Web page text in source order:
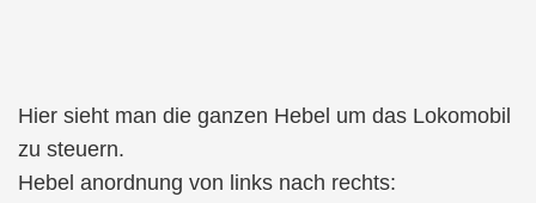
Hier sieht man die ganzen Hebel um das Lokomobil
zu steuern.
Hebel anordnung von links nach rechts: